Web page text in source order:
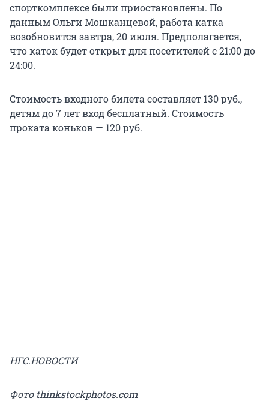
спорткомплексе были приостановлены. По
данным Ольги Мошканцевой, работа катка
возобновится завтра, 20 июля. Предполагается,
что каток будет открыт для посетителей с 21:00 до
24:00.
Стоимость входного билета составляет 130 руб.,
детям до 7 лет вход бесплатный. Стоимость
проката коньков — 120 руб.
НГС.НОВОСТИ
Фото thinkstockphotos.com